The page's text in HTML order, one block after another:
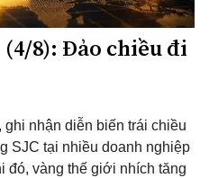
8): Đảo chiều đi
ghi nhận diễn biến trái chiều
SJC tại nhiều doanh nghiệp
đó, vàng thế giới nhích tăng